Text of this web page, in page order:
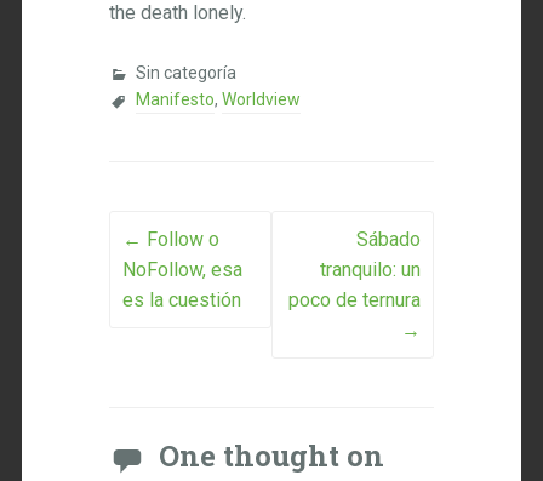
the death lonely.
Sin categoría
Manifesto,Worldview
Post navigation
← Follow o
NoFollow, esa
es la cuestión
Sábado
tranquilo: un
poco de ternura
→
One thought on